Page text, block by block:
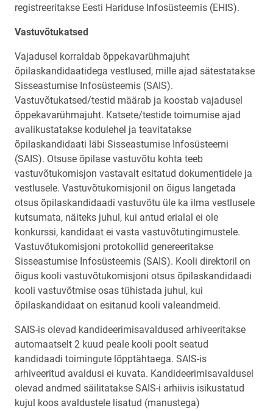
registreeritakse Eesti Hariduse Infosüsteemis (EHIS).
Vastuvõtukatsed
Vajadusel korraldab õppekavarühmajuht
õpilaskandidaatidega vestlused, mille ajad sätestatakse
Sisseastumise Infosüsteemis (SAIS).
Vastuvõtukatsed/testid määrab ja koostab vajadusel
õppekavarühmajuht. Katsete/testide toimumise ajad
avalikustatakse kodulehel ja teavitatakse
õpilaskandidaati läbi Sisseastumise Infosüsteemi
(SAIS). Otsuse õpilase vastuvõtu kohta teeb
vastuvõtukomisjon vastavalt esitatud dokumentidele ja
vestlusele. Vastuvõtukomisjonil on õigus langetada
otsus õpilaskandidaadi vastuvõtu üle ka ilma vestlusele
kutsumata, näiteks juhul, kui antud erialal ei ole
konkurssi, kandidaat ei vasta vastuvõtutingimustele.
Vastuvõtukomisjoni protokollid genereeritakse
Sisseastumise Infosüsteemis (SAIS). Kooli direktoril on
õigus kooli vastuvõtukomisjoni otsus õpilaskandidaadi
kooli vastuvõtmise osas tühistada juhul, kui
õpilaskandidaat on esitanud kooli valeandmeid.
SAIS-is olevad kandideerimisavaldused arhiveeritakse
automaatselt 2 kuud peale kooli poolt seatud
kandidaadi toimingute lõpptähtaega. SAIS-is
arhiveeritud avaldusi ei kuvata. Kandideerimisavaldusel
olevad andmed säilitatakse SAIS-i arhiivis isikustatud
kujul koos avaldustele lisatud (manustega)